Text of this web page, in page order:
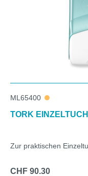
ML65400
TORK
Zur praktischen
CHF 90.30